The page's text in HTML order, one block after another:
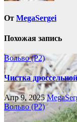
От MegaSergei
Похожая запись
Вольво (P2)
Чистка
Апр 9, 2025
Вольво (P2)